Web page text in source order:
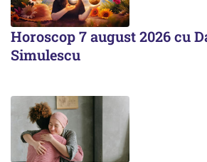
Horoscop 7 august 2026 cu
Simulescu